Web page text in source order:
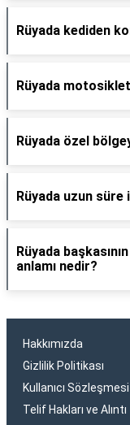
Rüyada kediden
Rüyada
Rüyada özel
Rüyada uzun
Rüyada
anlamı nedir?
Hakkımızda
Gizlilik Politikası
Kullanıcı Sözleşmesi
Telif Hakları ve Alıntı